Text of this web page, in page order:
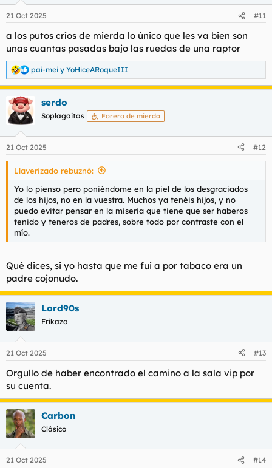
21 Oct 2025 #11
a los putos críos de mierda lo único que les va bien son
unas cuantas pasadas bajo las ruedas de una raptor
R
e
c
c
i
e
s
pai-mei y YoHiceARoqueIII
serdo
Soplagaitas Forero de mierda
21 Oct 2025 #12
Llaverizado rebuznó:
Yo lo pienso pero poniéndome en la piel de los desgraciados
de los hijos, no en la vuestra. Muchos ya tenéis hijos, y no
puedo evitar pensar en la miseria que tiene que ser haberos
tenido y teneros de padres, sobre todo por contraste con el
mío.
Qué dices, si yo hasta que me fui a por tabaco era un
padre cojonudo.
Lord90s
Frikazo
21 Oct 2025 #13
Orgullo de haber encontrado el camino a la sala vip por
su cuenta.
Carbon
Clásico
21 Oct 2025 #14